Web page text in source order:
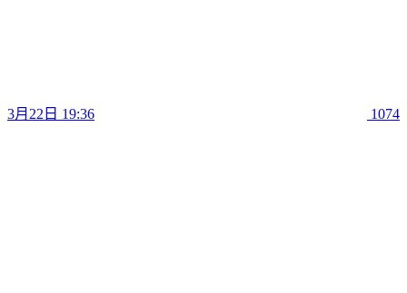
3月22日 19:36 1074